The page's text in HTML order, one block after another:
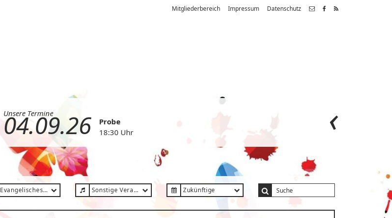
Mitgliederbereich Impressum Datenschutz
Unsere Termine
04.09.26
Probe
18:30 Uhr
Evangelisches Gemeindehaus Düren-Birkesdorf
Sonstige Veranstaltung Zukünftige